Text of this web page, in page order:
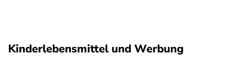
Kinderlebensmittel und Werbung